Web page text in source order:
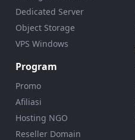
Dedicated Server
Object Storage
VPS Windows
Program
Promo
Afiliasi
Hosting NGO
Reseller Domain